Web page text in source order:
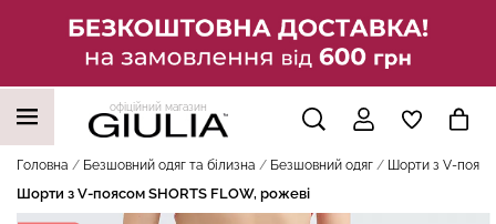
офіційний магазин
Головна Безшовний одяг та білизна Безшовний одяг Шорти з V-
Шорти з V-поясом SHORTS FLOW, рожеві
НАШІ ТРЕНДОВІ ТОВАРИ